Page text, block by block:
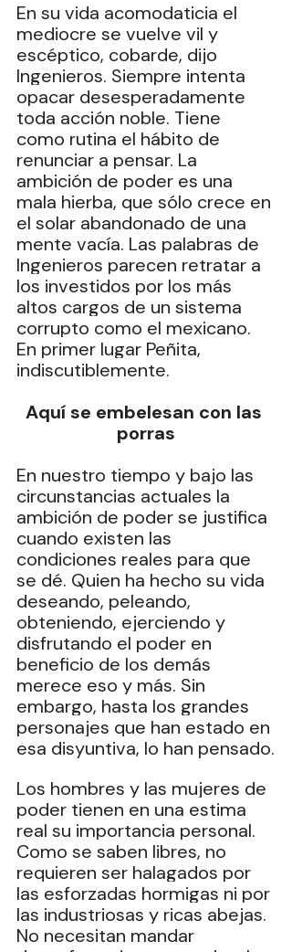
En su vida acomodaticia el
mediocre se vuelve vil y
escéptico, cobarde, dijo
Ingenieros. Siempre intenta
opacar desesperadamente
toda acción noble. Tiene
como rutina el hábito de
renunciar a pensar. La
ambición de poder es una
mala hierba, que sólo crece en
el solar abandonado de una
mente vacía. ‎Las palabras de
Ingenieros parecen retratar a
los investidos por los más
altos cargos de un sistema
corrupto como el mexicano.
En primer lugar Peñita,
indiscutiblemente.
Aquí se embelesan con las
porras
‎En nuestro tiempo y bajo las
circunstancias actuales la
ambición de poder se justifica
cuando existen las
condiciones reales para que
se dé. Quien ha hecho su vida
deseando, peleando,
obteniendo, ejerciendo y
disfrutando el poder en
beneficio de los demás
merece eso y más. Sin
embargo, hasta los grandes
personajes que han estado en
esa disyuntiva, lo han pensado.
Los hombres y las mujeres de
poder tienen en una estima
real su importancia personal.
Como se saben libres, no
requieren ser halagados por
las esforzadas hormigas ni por
las industriosas y ricas abejas.‎
No necesitan mandar